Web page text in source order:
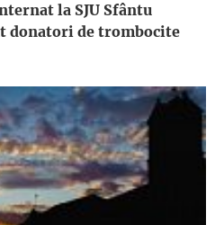
la SJU Sfântu
donatori de trombocite